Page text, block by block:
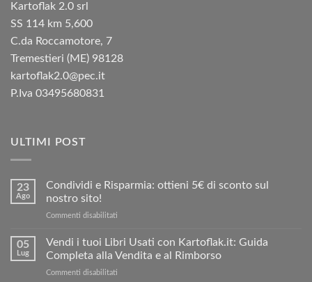
Kartoflak 2.0 srl
SS 114 km 5,600
C.da Roccamotore, 7
Tremestieri (ME) 98128
kartoflak2.0@pec.it
P.Iva 03495680831
ULTIMI POST
23
Ago
Condividi e Risparmia: ottieni 5€ di sconto sul
nostro sito!
Commenti disabilitati
Risparmia:
05
Lug
Vendi i tuoi Libri Usati con Kartoflak.it: Guida
Completa alla Vendita e al Rimborso
Commenti disabilitati